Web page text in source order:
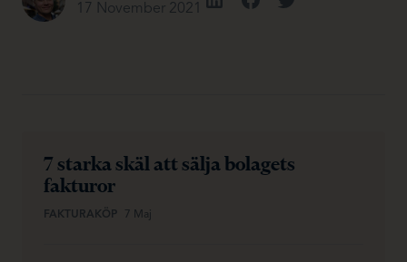
17 November 2021
7 starka skäl att sälja bolagets
fakturor
FAKTURAKÖP 7 Maj